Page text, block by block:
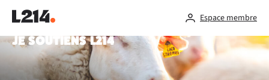
Espace membre
JE SOUTIENS L214